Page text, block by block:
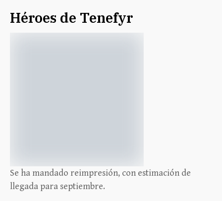
Héroes de Tenefyr
Se ha mandado reimpresión, con estimación de
llegada para septiembre.